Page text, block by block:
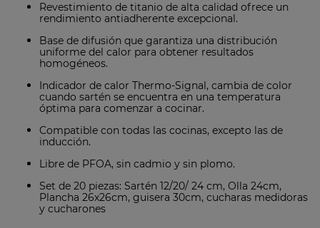
Revestimiento de titanio de alta calidad ofrece un
rendimiento antiadherente excepcional.
Base de difusión que garantiza una distribución
uniforme del calor para obtener resultados
homogéneos.
Indicador de calor Thermo-Signal, cambia de color
cuando sartén se encuentra en una temperatura
óptima para comenzar a cocinar.
Compatible con todas las cocinas, excepto las de
inducción.
Libre de PFOA, sin cadmio y sin plomo.
Set de 20 piezas: Sartén 12/20/ 24 cm, Olla 24cm,
Plancha 26x26cm, guisera 30cm, cucharas medidoras
y cucharones